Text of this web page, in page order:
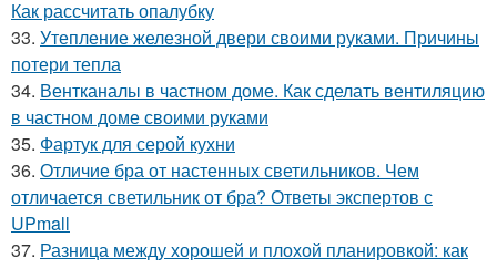
Как рассчитать опалубку
33. Утепление железной двери своими руками. Причины
потери тепла
34. Вентканалы в частном доме. Как сделать вентиляцию
в частном доме своими руками
35. Фартук для серой кухни
36. Отличие бра от настенных светильников. Чем
отличается светильник от бра? Ответы экспертов с
UPmall
37. Разница между хорошей и плохой планировкой: как